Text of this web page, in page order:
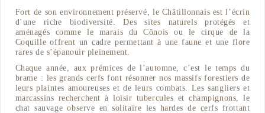
Fort de son environnement préservé, le Châtillonnais est l’écrin
d’une riche biodiversité. Des sites naturels protégés et
aménagés comme le marais du Cônois ou le cirque de la
Coquille offrent un cadre permettant à une faune et une flore
rares de s’épanouir pleinement.
Chaque année, aux prémices de l’automne, c’est le temps du
brame : les grands cerfs font résonner nos massifs forestiers de
leurs plaintes amoureuses et de leurs combats. Les sangliers et
marcassins recherchent à loisir tubercules et champignons, le
chat sauvage observe en solitaire les hardes de cerfs frottant